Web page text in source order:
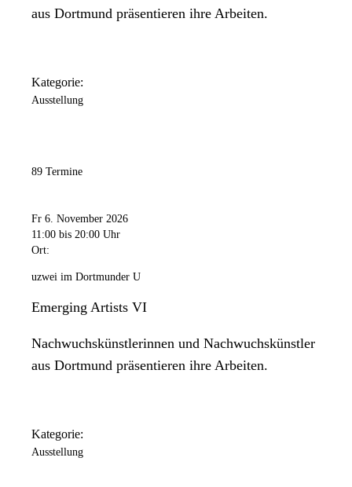
aus Dortmund präsentieren ihre Arbeiten.
Kategorie:
Ausstellung
89 Termine
Fr 6. November 2026
11:00 bis 20:00 Uhr
Ort:
uzwei im Dortmunder U
Emerging Artists VI
Nachwuchskünstlerinnen und Nachwuchskünstler
aus Dortmund präsentieren ihre Arbeiten.
Kategorie:
Ausstellung